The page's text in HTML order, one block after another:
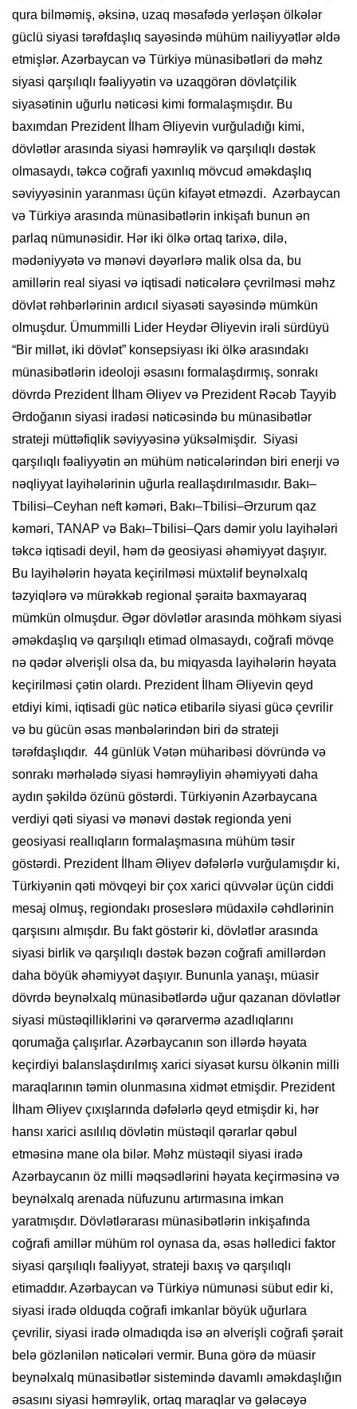
qura bilməmiş, əksinə, uzaq məsafədə yerləşən ölkələr
güclü siyasi tərəfdaşlıq sayəsində mühüm nailiyyətlər əldə
etmişlər. Azərbaycan və Türkiyə münasibətləri də məhz
siyasi qarşılıqlı fəaliyyətin və uzaqgörən dövlətçilik
siyasətinin uğurlu nəticəsi kimi formalaşmışdır. Bu
baxımdan Prezident İlham Əliyevin vurğuladığı kimi,
dövlətlər arasında siyasi həmrəylik və qarşılıqlı dəstək
olmasaydı, təkcə coğrafi yaxınlıq mövcud əməkdaşlıq
səviyyəsinin yaranması üçün kifayət etməzdi. Azərbaycan
və Türkiyə arasında münasibətlərin inkişafı bunun ən
parlaq nümunəsidir. Hər iki ölkə ortaq tarixə, dilə,
mədəniyyətə və mənəvi dəyərlərə malik olsa da, bu
amillərin real siyasi və iqtisadi nəticələrə çevrilməsi məhz
dövlət rəhbərlərinin ardıcıl siyasəti sayəsində mümkün
olmuşdur. Ümummilli Lider Heydər Əliyevin irəli sürdüyü
“Bir millət, iki dövlət” konsepsiyası iki ölkə arasındakı
münasibətlərin ideoloji əsasını formalaşdırmış, sonrakı
dövrdə Prezident İlham Əliyev və Prezident Rəcəb Tayyib
Ərdoğanın siyasi iradəsi nəticəsində bu münasibətlər
strateji müttəfiqlik səviyyəsinə yüksəlmişdir. Siyasi
qarşılıqlı fəaliyyətin ən mühüm nəticələrindən biri enerji və
nəqliyyat layihələrinin uğurla reallaşdırılmasıdır. Bakı–
Tbilisi–Ceyhan neft kəməri, Bakı–Tbilisi–Ərzurum qaz
kəməri, TANAP və Bakı–Tbilisi–Qars dəmir yolu layihələri
təkcə iqtisadi deyil, həm də geosiyasi əhəmiyyət daşıyır.
Bu layihələrin həyata keçirilməsi müxtəlif beynəlxalq
təzyiqlərə və mürəkkəb regional şəraitə baxmayaraq
mümkün olmuşdur. Əgər dövlətlər arasında möhkəm siyasi
əməkdaşlıq və qarşılıqlı etimad olmasaydı, coğrafi mövqe
nə qədər əlverişli olsa da, bu miqyasda layihələrin həyata
keçirilməsi çətin olardı. Prezident İlham Əliyevin qeyd
etdiyi kimi, iqtisadi güc nəticə etibarilə siyasi gücə çevrilir
və bu gücün əsas mənbələrindən biri də strateji
tərəfdaşlıqdır. 44 günlük Vətən müharibəsi dövründə və
sonrakı mərhələdə siyasi həmrəyliyin əhəmiyyəti daha
aydın şəkildə özünü göstərdi. Türkiyənin Azərbaycana
verdiyi qəti siyasi və mənəvi dəstək regionda yeni
geosiyasi reallıqların formalaşmasına mühüm təsir
göstərdi. Prezident İlham Əliyev dəfələrlə vurğulamışdır ki,
Türkiyənin qəti mövqeyi bir çox xarici qüvvələr üçün ciddi
mesaj olmuş, regiondakı proseslərə müdaxilə cəhdlərinin
qarşısını almışdır. Bu fakt göstərir ki, dövlətlər arasında
siyasi birlik və qarşılıqlı dəstək bəzən coğrafi amillərdən
daha böyük əhəmiyyət daşıyır. Bununla yanaşı, müasir
dövrdə beynəlxalq münasibətlərdə uğur qazanan dövlətlər
siyasi müstəqilliklərini və qərarvermə azadlıqlarını
qorumağa çalışırlar. Azərbaycanın son illərdə həyata
keçirdiyi balanslaşdırılmış xarici siyasət kursu ölkənin milli
maraqlarının təmin olunmasına xidmət etmişdir. Prezident
İlham Əliyev çıxışlarında dəfələrlə qeyd etmişdir ki, hər
hansı xarici asılılıq dövlətin müstəqil qərarlar qəbul
etməsinə mane ola bilər. Məhz müstəqil siyasi iradə
Azərbaycanın öz milli məqsədlərini həyata keçirməsinə və
beynəlxalq arenada nüfuzunu artırmasına imkan
yaratmışdır. Dövlətlərarası münasibətlərin inkişafında
coğrafi amillər mühüm rol oynasa da, əsas həlledici faktor
siyasi qarşılıqlı fəaliyyət, strateji baxış və qarşılıqlı
etimaddır. Azərbaycan və Türkiyə nümunəsi sübut edir ki,
siyasi iradə olduqda coğrafi imkanlar böyük uğurlara
çevrilir, siyasi iradə olmadıqda isə ən əlverişli coğrafi şərait
belə gözlənilən nəticələri vermir. Buna görə də müasir
beynəlxalq münasibətlər sistemində davamlı əməkdaşlığın
əsasını siyasi həmrəylik, ortaq maraqlar və gələcəyə